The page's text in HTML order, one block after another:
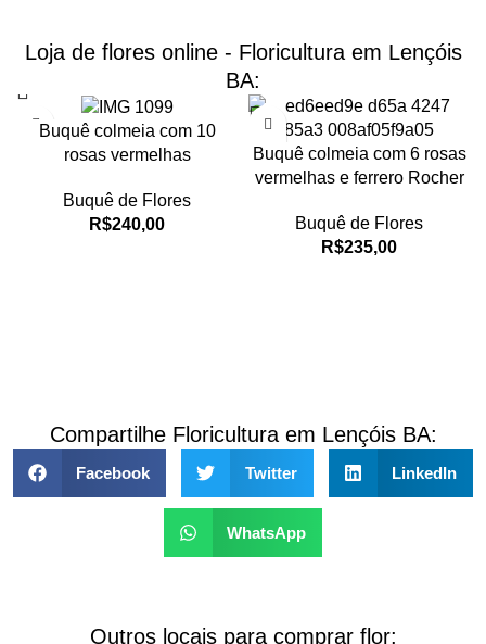
Loja de flores online - Floricultura em Lençóis
BA:
Buquê colmeia com 10
rosas vermelhas
Buquê de Flores
R$240,00
Buquê colmeia com 6 rosas
vermelhas e ferrero Rocher
Buquê de Flores
R$235,00
Compartilhe Floricultura em Lençóis BA:
Facebook Twitter LinkedIn
WhatsApp
Outros locais para comprar flor: